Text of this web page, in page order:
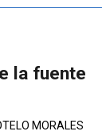
la fuente
MORALES